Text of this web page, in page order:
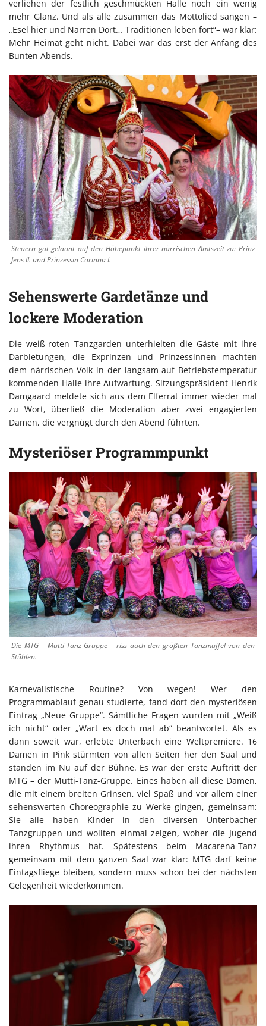
verliehen der festlich geschmückten Halle noch ein wenig
mehr Glanz. Und als alle zusammen das Mottolied sangen –
„Esel hier und Narren Dort… Traditionen leben fort“– war klar:
Mehr Heimat geht nicht. Dabei war das erst der Anfang des
Bunten Abends.
Steuern gut gelaunt auf den Höhepunkt ihrer närrischen Amtszeit zu: Prinz
Jens II. und Prinzessin Corinna I.
Sehenswerte Gardetänze und
lockere Moderation
Die weiß-roten Tanzgarden unterhielten die Gäste mit ihre
Darbietungen, die Exprinzen und Prinzessinnen machten
dem närrischen Volk in der langsam auf Betriebstemperatur
kommenden Halle ihre Aufwartung. Sitzungspräsident Henrik
Damgaard meldete sich aus dem Elferrat immer wieder mal
zu Wort, überließ die Moderation aber zwei engagierten
Damen, die vergnügt durch den Abend führten.
Mysteriöser Programmpunkt
Die MTG – Mutti-Tanz-Gruppe – riss auch den größten Tanzmuffel von den
Stühlen.
Karnevalistische Routine? Von wegen! Wer den
Programmablauf genau studierte, fand dort den mysteriösen
Eintrag „Neue Gruppe“. Sämtliche Fragen wurden mit „Weiß
ich nicht“ oder „Wart es doch mal ab“ beantwortet. Als es
dann soweit war, erlebte Unterbach eine Weltpremiere. 16
Damen in Pink stürmten von allen Seiten her den Saal und
standen im Nu auf der Bühne. Es war der erste Auftritt der
MTG – der Mutti-Tanz-Gruppe. Eines haben all diese Damen,
die mit einem breiten Grinsen, viel Spaß und vor allem einer
sehenswerten Choreographie zu Werke gingen, gemeinsam:
Sie alle haben Kinder in den diversen Unterbacher
Tanzgruppen und wollten einmal zeigen, woher die Jugend
ihren Rhythmus hat. Spätestens beim Macarena-Tanz
gemeinsam mit dem ganzen Saal war klar: MTG darf keine
Eintagsfliege bleiben, sondern muss schon bei der nächsten
Gelegenheit wiederkommen.